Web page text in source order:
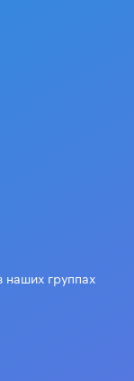
группах